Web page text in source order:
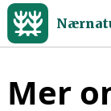
Mer